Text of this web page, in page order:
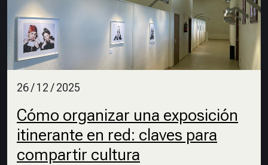
26 / 12 / 2025
Cómo organizar una exposición
itinerante en red: claves para
compartir cultura